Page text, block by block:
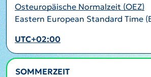
Osteuropäische Normalzeit (OEZ)
Eastern European Standard Time
UTC+02:00
SOMMERZEIT